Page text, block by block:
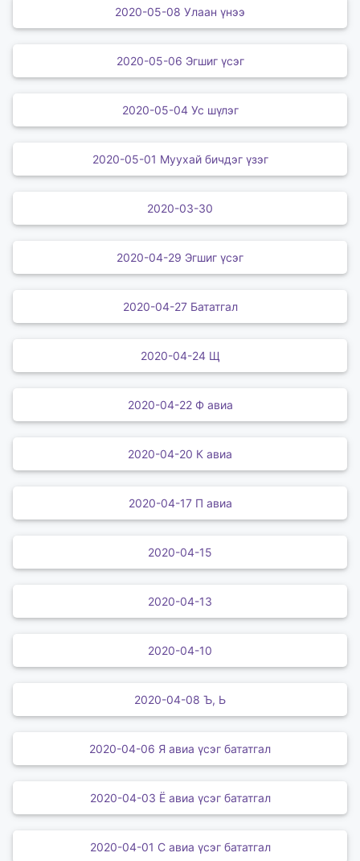
2020-05-08 Улаан үнээ
2020-05-06 Эгшиг үсэг
2020-05-04 Ус шүлэг
2020-05-01 Муухай бичдэг үзэг
2020-03-30
2020-04-29 Эгшиг үсэг
2020-04-27 Бататгал
2020-04-24 Щ
2020-04-22 Ф авиа
2020-04-20 К авиа
2020-04-17 П авиа
2020-04-15
2020-04-13
2020-04-10
2020-04-08 Ъ, Ь
2020-04-06 Я авиа үсэг бататгал
2020-04-03 Ё авиа үсэг бататгал
2020-04-01 С авиа үсэг бататгал